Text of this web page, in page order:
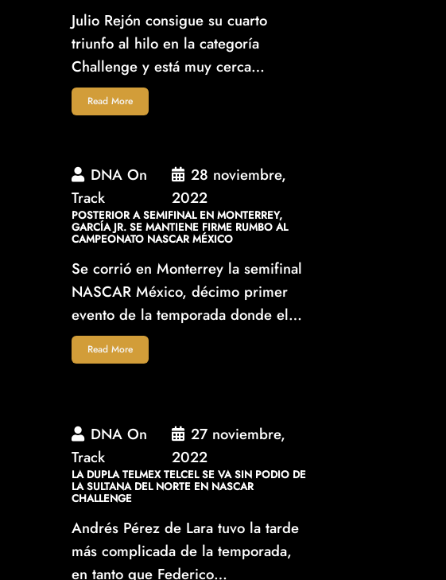
Julio Rejón consigue su cuarto
triunfo al hilo en la categoría
Challenge y está muy cerca…
Read More
DNA On
Track
28 noviembre,
2022
POSTERIOR A SEMIFINAL EN MONTERREY,
GARCÍA JR. SE MANTIENE FIRME RUMBO AL
CAMPEONATO NASCAR MÉXICO
Se corrió en Monterrey la semifinal
NASCAR México, décimo primer
evento de la temporada donde el…
Read More
DNA On
Track
27 noviembre,
2022
LA DUPLA TELMEX TELCEL SE VA SIN PODIO DE
LA SULTANA DEL NORTE EN NASCAR
CHALLENGE
Andrés Pérez de Lara tuvo la tarde
más complicada de la temporada,
en tanto que Federico…